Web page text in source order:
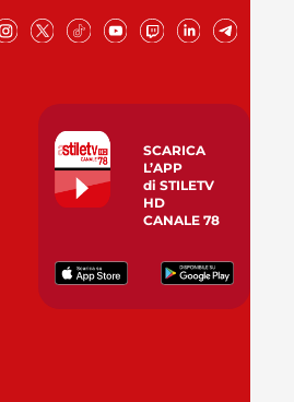
SCARICA
L’APP
di STILETV
HD
CANALE 78